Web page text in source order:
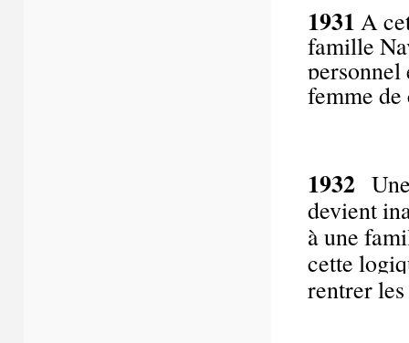
1931 A
famille
personnel
femme
1932
devient
à une
cette
rentrer